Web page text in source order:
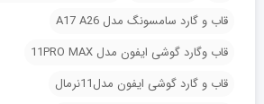
قاب و گارد سامسونگ مدل A17 A26
قاب وگارد گوشی ایفون مدل 11PRO MAX
قاب و گارد گوشی ایفون مدل11نرمال